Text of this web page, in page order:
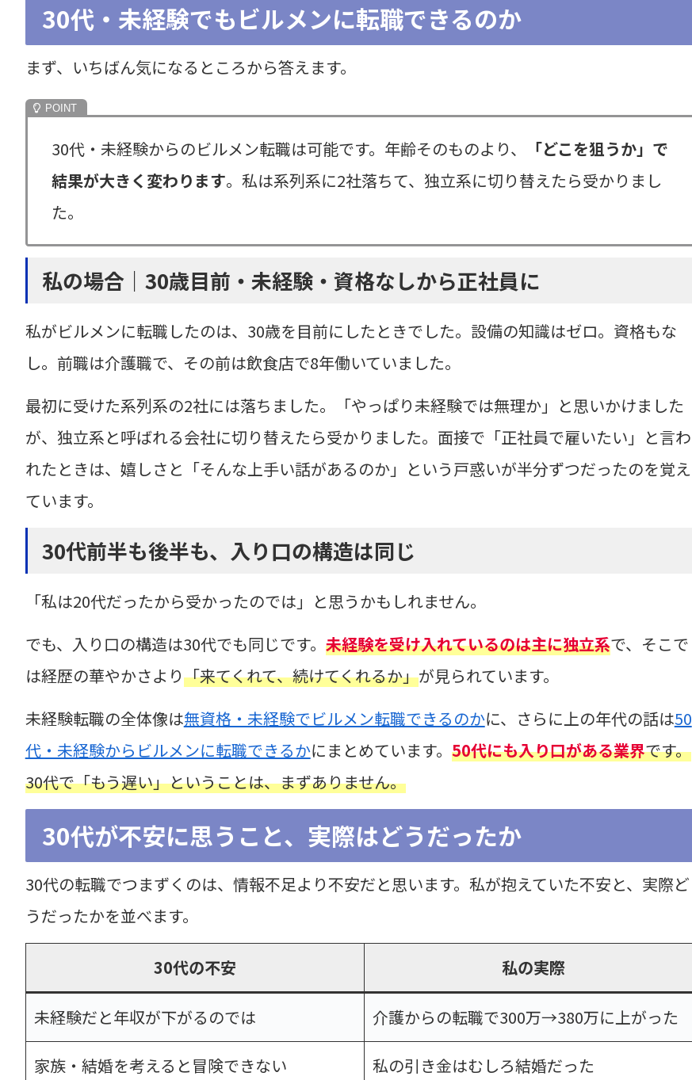
30代・未経験でもビルメンに転職できるのか
まず、いちばん気になるところから答えます。
30代・未経験からのビルメン転職は可能です。年齢そのものより、
「どこを狙うか」で
結果が大きく変わります。私は系列系に2社落ちて、独立系に切り替えたら受かりまし
た。
私の場合｜30歳目前・未経験・資格なしから正社員に
私がビルメンに転職したのは、30歳を目前にしたときでした。設備の知識はゼロ。資格もな
し。前職は介護職で、その前は飲食店で8年働いていました。
最初に受けた系列系の2社には落ちました。「やっぱり未経験では無理か」と思いかけました
が、独立系と呼ばれる会社に切り替えたら受かりました。面接で「正社員で雇いたい」と言わ
れたときは、嬉しさと「そんな上手い話があるのか」という戸惑いが半分ずつだったのを覚え
ています。
30代前半も後半も、入り口の構造は同じ
「私は20代だったから受かったのでは」と思うかもしれません。
でも、入り口の構造は30代でも同じです。 未経験を受け入れているのは主に独立系で、そこで
は経歴の華やかさより「来てくれて、続けてくれるか」が見られています。
未経験転職の全体像は無資格・未経験でビルメン転職できるのかに、さらに上の年代の話は50
代・未経験からビルメンに転職できるかにまとめています。 50代にも入り口がある業界です。
30代で「もう遅い」ということは、まずありません。
30代が不安に思うこと、実際はどうだったか
30代の転職でつまずくのは、情報不足より不安だと思います。私が抱えていた不安と、実際ど
うだったかを並べます。
30代の不安 私の実際
未経験だと年収が下がるのでは 介護からの転職で300万→380万に上がった
家族・結婚を考えると冒険できない 私の引き金はむしろ結婚だった